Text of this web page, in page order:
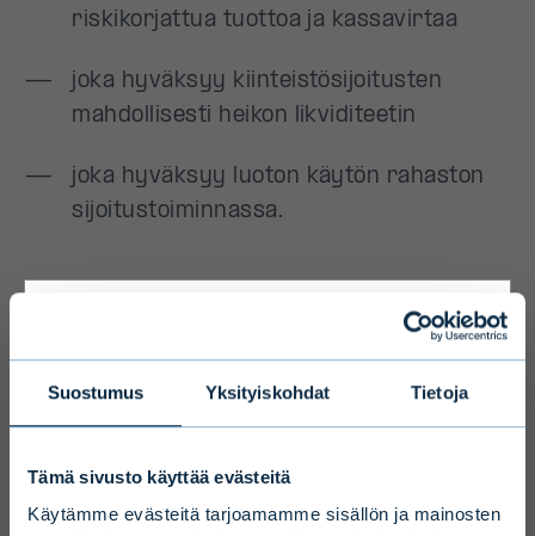
Suostumus Yksityiskohdat Tietoja
Tämä sivusto käyttää evästeitä
Käytämme evästeitä tarjoamamme sisällön ja mainosten
Primary
Disclaimer
To ensure we serve you with the most